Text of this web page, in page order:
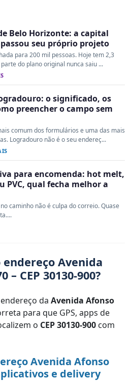
Belo Horizonte: a capital
seu próprio projeto
para 200 mil pessoas. Hoje tem 2,3
do plano original nunca saiu ...
o significado, os
preencher o campo sem
comum dos formulários e uma das mais
Logradouro não é o seu endereç...
para encomenda: hot melt,
PVC, qual fecha melhor a
caminho não é culpa do correio. Quase
endereço Avenida
– CEP 30130-900?
da Avenida Afonso
para que GPS, apps de
o CEP 30130-900 com
Avenida Afonso
e delivery